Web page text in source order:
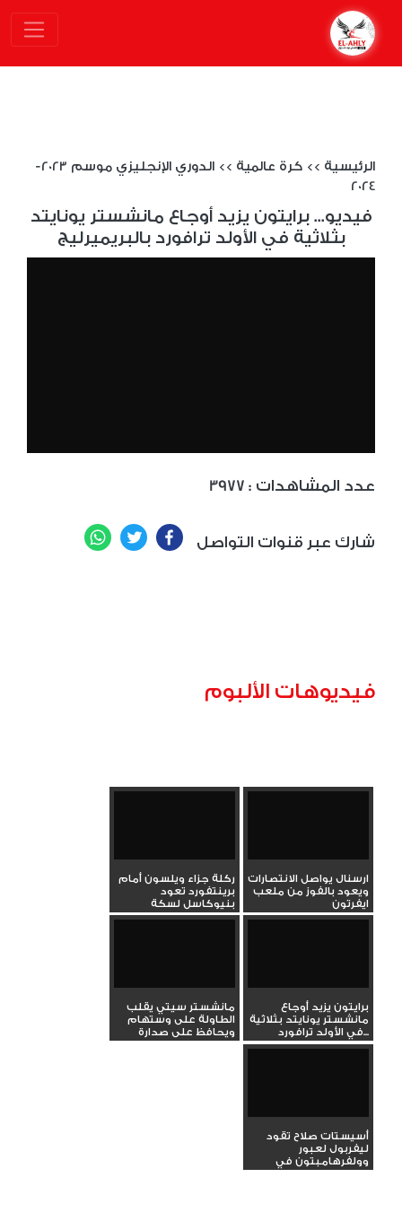
الرئيسية >> كرة عالمية >>
الدوري الإنجليزي موسم 2023-
2024
فيديو... برايتون يزيد أوجاع مانشستر يونايتد
بثلاثية في الأولد ترافورد بالبريميرليج
3977 : عدد المشاهدات
شارك عبر قنوات التواصل Facebook
Twitter
فيديوهات الألبوم
ارسنال يواصل الانتصارات
ويعود بالفوز من ملعب
ايفرتون
ركلة جزاء ويلسون أمام
برينتفورد تعود
بنيوكاسل لسكة
الانتصارات...
برايتون يزيد أوجاع
مانشستر يونايتد بثلاثية
في الأولد ترافورد...
مانشستر سيتي يقلب
الطاولة على وستهام
ويحافظ على صدارة
أسيستات صلاح تقود
ليفربول لعبور
وولفرهامبتون في